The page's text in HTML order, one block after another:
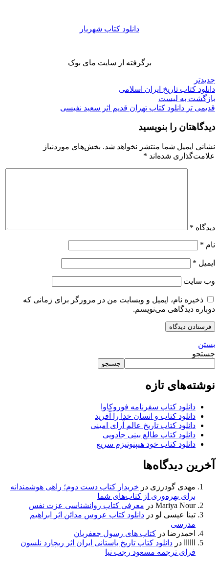
دانلود کتاب شهریار
برگرفته از سایت مای بوک
جدیدتر
دانلود کتاب تاریخ ایران اسلامی
بازگشت به لیست
قدیمی تر دانلود کتاب تهران قدیم اثر سعید نفیسی
دیدگاهتان را بنویسید
نشانی ایمیل شما منتشر نخواهد شد. بخش‌های موردنیاز
علامت‌گذاری شده‌اند *
دیدگاه *
نام *
ایمیل *
وب‌ سایت
ذخیره نام، ایمیل و وبسایت من در مرورگر برای زمانی که
دوباره دیدگاهی می‌نویسم.
بستن
جستجو
جستجو
نوشته‌های تازه
دانلود کتاب سفرنامه فوروکاوا
دانلود کتاب و انسان خدا را آفرید
دانلود کتاب تاریخ عالم آرای امینی
دانلود کتاب طالع بینی جادویی
دانلود کتاب خود هیپنوتیزم سریع
آخرین دیدگاه‌ها
مهدی گودرزی در خریدار کتاب دست دوم؛ راهی هوشمندانه
برای بهره‌وری از کتاب‌های شما
Mariya Nour در معرفی کتاب روانشناسی عزت نفس
تینا عیسی لو در دانلود کتاب عروس مدائن اثر ابراهیم
مدرسی
احمدرضا در کتاب های رسول جعفریان
در دانلود کتاب تاریخ باستانی ایران اثر ریچارد نلسون
فرای ترجمه مسعود رجب نیا